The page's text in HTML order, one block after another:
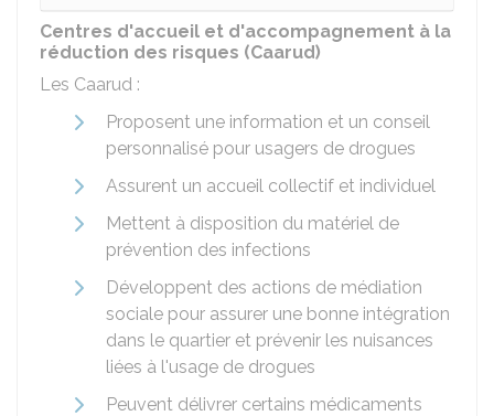
Centres d'accueil et d'accompagnement à la
réduction des risques (Caarud)
Les Caarud :
Proposent une information et un conseil
personnalisé pour usagers de drogues
Assurent un accueil collectif et individuel
Mettent à disposition du matériel de
prévention des infections
Développent des actions de médiation
sociale pour assurer une bonne intégration
dans le quartier et prévenir les nuisances
liées à l'usage de drogues
Peuvent délivrer certains médicaments